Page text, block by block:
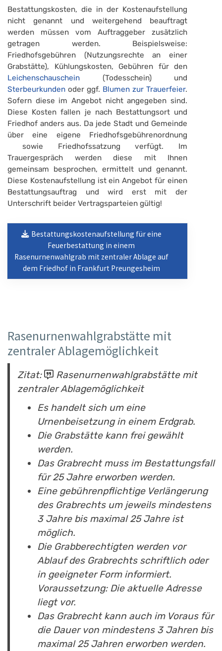
Bestattungskosten, die in der Kostenaufstellung
nicht genannt und weitergehend beauftragt
werden müssen vom Auftraggeber zusätzlich
getragen werden. Beispielsweise:
Friedhofsgebühren (Nutzungsrechte an einer
Grabstätte), Kühlungskosten, Gebühren für den
Leichenschauschein (Todesschein) und
Sterbeurkunden oder ggf. Blumen zur Trauerfeier.
Sofern diese im Angebot nicht angegeben sind.
Diese Kosten fallen je nach Bestattungsort und
Friedhof anders aus. Da jede Stadt und Gemeinde
über eine eigene Friedhofsgebührenordnung
sowie Friedhofssatzung verfügt. Im
Trauergespräch werden diese mit Ihnen
gemeinsam besprochen, ermittelt und genannt.
Diese Kostenaufstellung ist ein Angebot für einen
Bestattungsauftrag und wird erst mit der
Unterschrift beider Vertragsparteien gültig!
Bestattungskostenaufstellung für eine
Feuerbestattung in einem
Rasenurnenwahlgrab mit zentraler Ablage auf
dem Friedhof in Frankfurt Preungesheim
Rasenurnenwahlgrabstätte mit
zentraler Ablagemöglichkeit
Zitat:
Rasenurnenwahlgrabstätte mit
zentraler Ablagemöglichkeit
Es handelt sich um eine
Urnenbeisetzung in einem Erdgrab.
Die Grabstätte kann frei gewählt
werden.
Das Grabrecht muss im Bestattungsfall
für 25 Jahre erworben werden.
Eine gebührenpflichtige Verlängerung
des Grabrechts um jeweils mindestens
3 Jahre bis maximal 25 Jahre ist
möglich.
Die Grabberechtigten werden vor
Ablauf des Grabrechts schriftlich oder
in geeigneter Form informiert.
Voraussetzung: Die aktuelle Adresse
liegt vor.
Das Grabrecht kann auch im Voraus für
die Dauer von mindestens 3 Jahren bis
maximal 25 Jahren erworben werden.